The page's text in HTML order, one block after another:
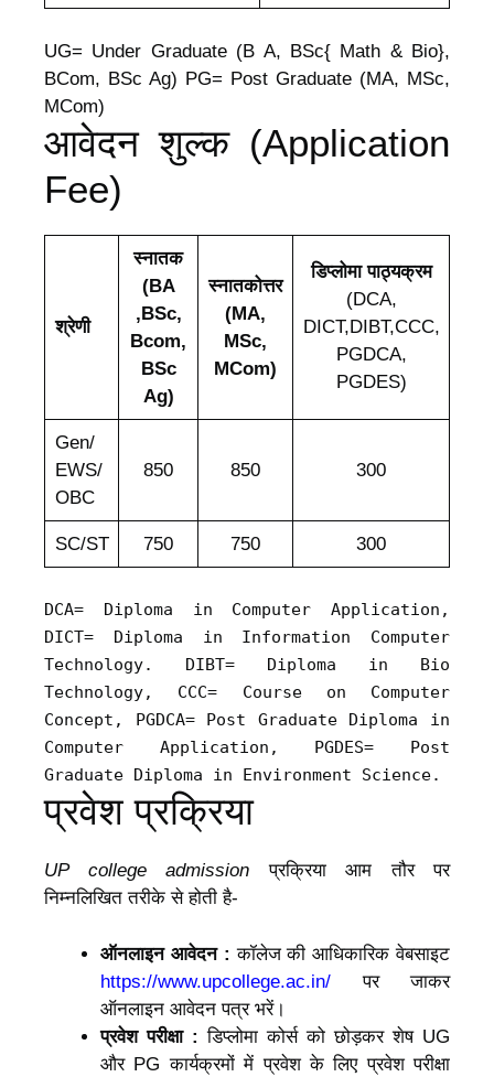
UG= Under Graduate (B A, BSc{ Math & Bio},
BCom, BSc Ag) PG= Post Graduate (MA, MSc,
MCom)
आवेदन शुल्क (Application
Fee)
श्रेणी
स्नातक
(BA
,BSc,
Bcom,
BSc
Ag)
स्नातकोत्तर
(MA,
MSc,
MCom)
डिप्लोमा पाठ्यक्रम
(DCA,
DICT,DIBT,CCC,
PGDCA,
PGDES)
Gen/
EWS/
OBC
850 850 300
SC/ST 750 750 300
DCA= Diploma in Computer Application,
DICT= Diploma in Information Computer
Technology. DIBT= Diploma in Bio
Technology, CCC= Course on Computer
Concept, PGDCA= Post Graduate Diploma in
Computer Application, PGDES= Post
Graduate Diploma in Environment Science.
प्रवेश प्रक्रिया
UP college admission प्रक्रिया आम तौर पर
निम्नलिखित तरीके से होती है-
ऑनलाइन आवेदन : कॉलेज की आधिकारिक वेबसाइट
https://www.upcollege.ac.in/ पर जाकर
ऑनलाइन आवेदन पत्र भरें।
प्रवेश परीक्षा : डिप्लोमा कोर्स को छोड़कर शेष UG
और PG कार्यक्रमों में प्रवेश के लिए प्रवेश परीक्षा